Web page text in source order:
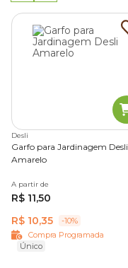
Desli
Garfo para Jardinagem Desli
Amarelo
A partir de
R$ 11,50
R$ 10,35
-10%
Compra Programada
Único